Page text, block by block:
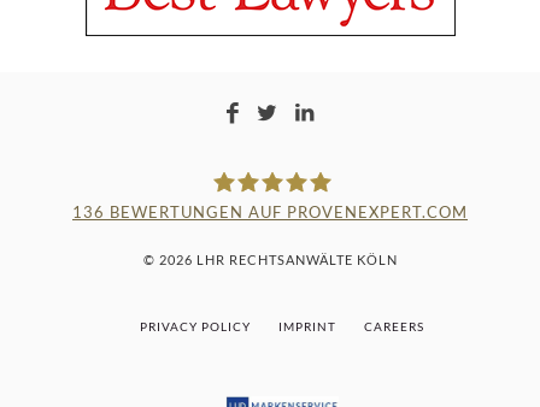
LAMPMANN, HABERKAMM &
136 BEWERTUNGEN AUF PROVENEXPERT.COM
© 2026 LHR RECHTSANWÄLTE KÖLN
PRIVACY POLICY IMPRINT CAREERS